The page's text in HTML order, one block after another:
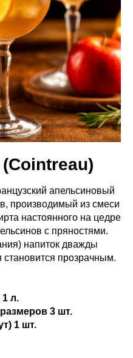
апельсиновый
производимый из смеси
настоянного на цедре
с пряностями.
напиток дважды
становится прозрачным.
1 л.
3 шт.
1 шт.